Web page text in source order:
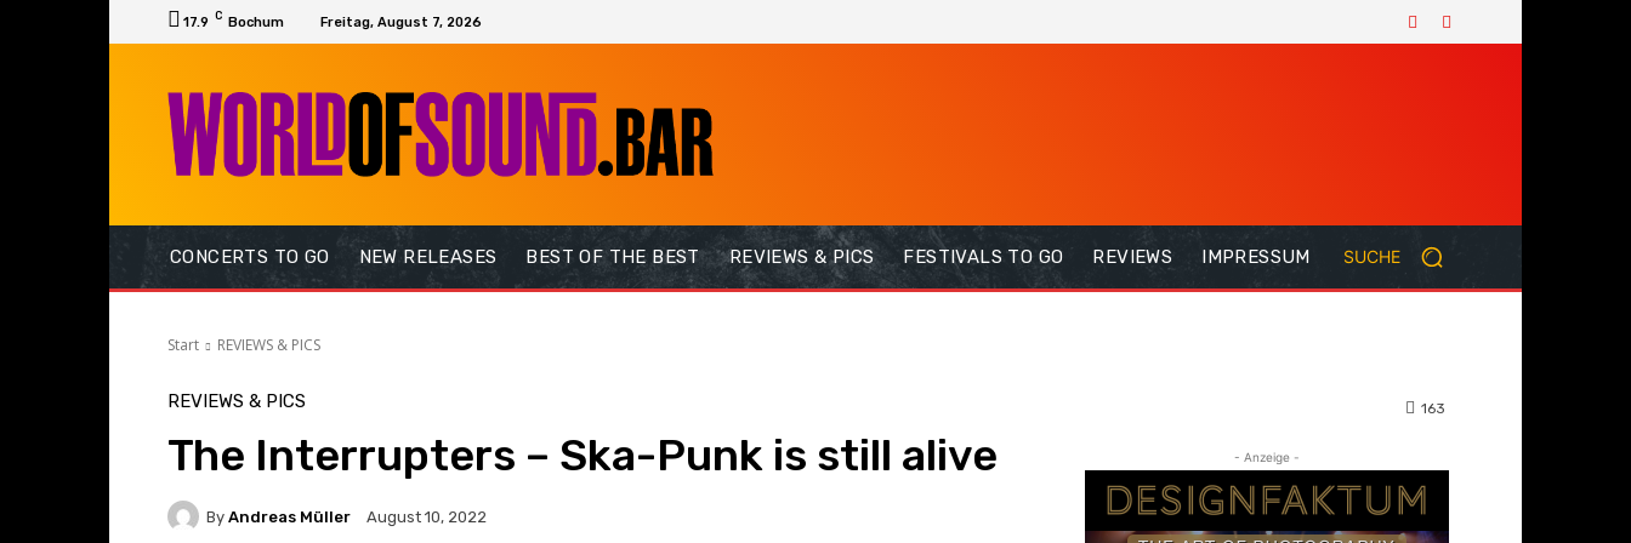
17.9 C Bochum Freitag, August 7, 2026
CONCERTS TO GO NEW RELEASES BEST OF THE BEST REVIEWS & PICS FESTIVALS TO GO REVIEWS IMPRESSUM SUCHE
Start REVIEWS & PICS
REVIEWS & PICS
The Interrupters – Ska-Punk is still alive
By Andreas Müller August 10, 2022
163
- Anzeige -